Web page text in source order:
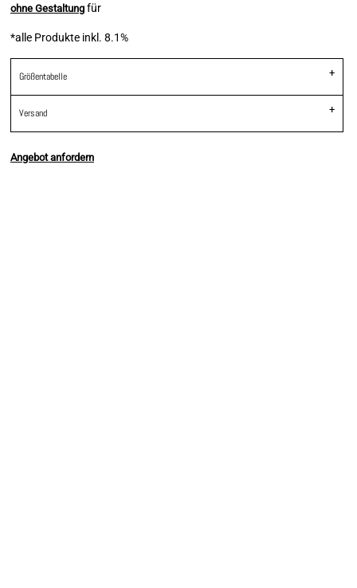
ohne Gestaltung für
*alle Produkte inkl. 8.1%
Größentabelle
Versand
Angebot anfordern